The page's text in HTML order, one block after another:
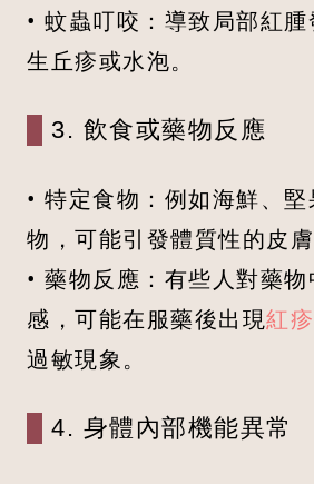
• 蚊蟲叮咬：導致局部紅
生丘疹或水泡。
3. 飲食或藥物反應
• 特定食物：例如海鮮、
物，可能引發體質性的皮膚
• 藥物反應：有些人對藥
感，可能在服藥後出現紅疹
過敏現象。
4. 身體內部機能異常